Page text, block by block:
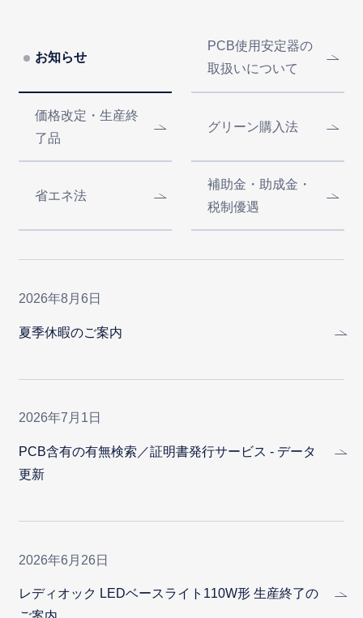
お知らせ
PCB使用安定器の
取扱いについて
価格改定・生産終
了品
グリーン購入法
省エネ法
補助金・助成金・
税制優遇
2026年8月6日
夏季休暇のご案内
2026年7月1日
PCB含有の有無検索／証明書発行サービス - データ
更新
2026年6月26日
レディオック LEDベースライト110W形 生産終了の